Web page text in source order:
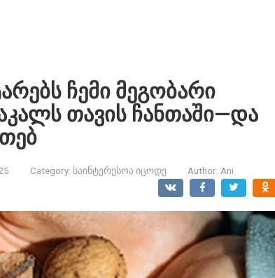
ჩემი მეგობარი
თავის ჩანთაში—და
Category: საინტერესოა იცოდე Author: Ani